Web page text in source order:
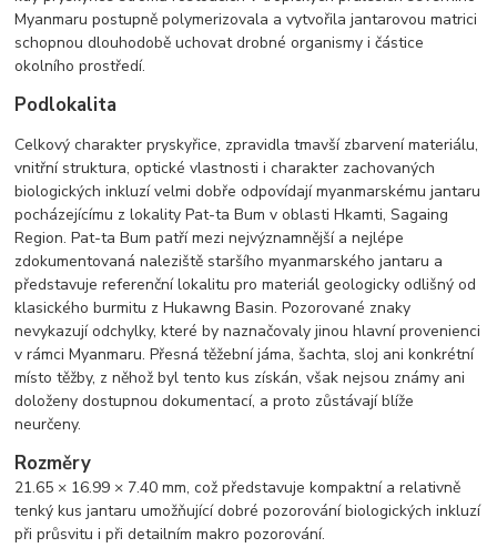
Myanmaru postupně polymerizovala a vytvořila jantarovou matrici
schopnou dlouhodobě uchovat drobné organismy i částice
okolního prostředí.
Podlokalita
Celkový charakter pryskyřice, zpravidla tmavší zbarvení materiálu,
vnitřní struktura, optické vlastnosti i charakter zachovaných
biologických inkluzí velmi dobře odpovídají myanmarskému jantaru
pocházejícímu z lokality Pat-ta Bum v oblasti Hkamti, Sagaing
Region. Pat-ta Bum patří mezi nejvýznamnější a nejlépe
zdokumentovaná naleziště staršího myanmarského jantaru a
představuje referenční lokalitu pro materiál geologicky odlišný od
klasického burmitu z Hukawng Basin. Pozorované znaky
nevykazují odchylky, které by naznačovaly jinou hlavní provenienci
v rámci Myanmaru. Přesná těžební jáma, šachta, sloj ani konkrétní
místo těžby, z něhož byl tento kus získán, však nejsou známy ani
doloženy dostupnou dokumentací, a proto zůstávají blíže
neurčeny.
Rozměry
21.65 × 16.99 × 7.40 mm, což představuje kompaktní a relativně
tenký kus jantaru umožňující dobré pozorování biologických inkluzí
při průsvitu i při detailním makro pozorování.